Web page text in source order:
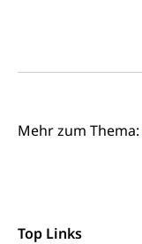
Mehr zum Thema:
Top Links